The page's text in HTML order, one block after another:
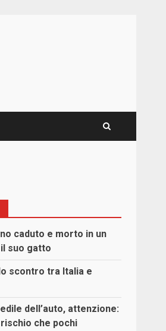
caduto e morto in un
suo gatto
scontro tra Italia e
dell’auto, attenzione:
rischio che pochi